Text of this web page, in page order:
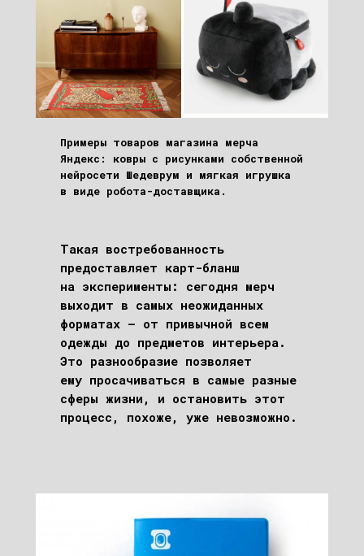
Примеры товаров магазина мерча
Яндекс: ковры с рисунками собственной
нейросети Шедеврум и мягкая игрушка
в виде робота-доставщика.
Такая востребованность
предоставляет карт-бланш
на эксперименты: сегодня мерч
выходит в самых неожиданных
форматах – от привычной всем
одежды до предметов интерьера.
Это разнообразие позволяет
ему просачиваться в самые разные
сферы жизни, и остановить этот
процесс, похоже, уже невозможно.